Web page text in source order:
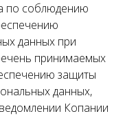
по соблюдению
данных при
принимаемых
защиты
данных,
Копании